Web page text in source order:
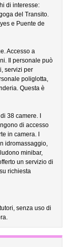
di interesse:
del Transito.
e Puente de
Accesso a
Il personale può
servizi per
poliglotta,
Questa è
38 camere. I
di accesso
in camera. I
idromassaggio,
minibar,
un servizio di
richiesta
senza uso di